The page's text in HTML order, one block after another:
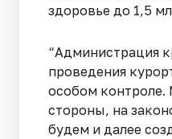
здоровье до 1,5
“Администрация
проведения
особом
стороны, на
будем и далее